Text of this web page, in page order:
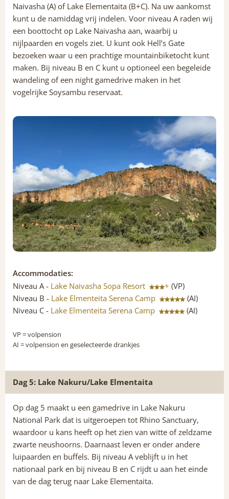
Naivasha (A) of Lake Elementaita (B+C). Na uw aankomst
kunt u de namiddag vrij indelen. Voor niveau A raden wij
een boottocht op Lake Naivasha aan, waarbij u
nijlpaarden en vogels ziet. U kunt ook Hell’s Gate
bezoeken waar u een prachtige mountainbiketocht kunt
maken. Bij niveau B en C kunt u optioneel een begeleide
wandeling of een night gamedrive maken in het
vogelrijke Soysambu reservaat.
Accommodaties:
Niveau A - Lake Naivasha Sopa Resort + (VP)
Niveau B - Lake Elmenteita Serena Camp
(AI)
Niveau C - Lake Elmenteita Serena Camp (AI)
VP = volpension
AI = volpension en geselecteerde drankjes
Dag 5: Lake Nakuru/Lake Elmentaita
Op dag 5 maakt u een gamedrive in Lake Nakuru
National Park dat is uitgeroepen tot Rhino Sanctuary,
waardoor u kans heeft op het zien van witte of zeldzame
zwarte neushoorns. Daarnaast leven er onder andere
luipaarden en buffels. Bij niveau A veblijft u in het
nationaal park en bij niveau B en C rijdt u aan het einde
van de dag terug naar Lake Elementaita.